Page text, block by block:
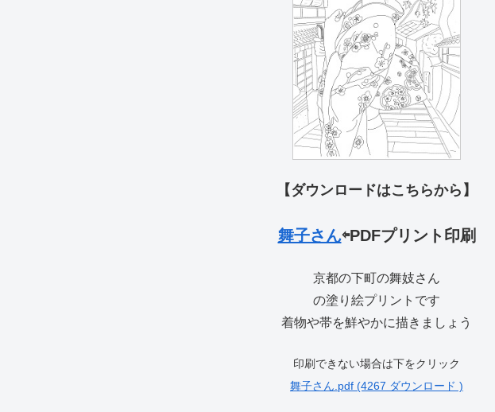
【ダウンロードはこちらから】
舞子さん⇦PDFプリント印刷
京都の下町の舞妓さん
の塗り絵プリントです
着物や帯を鮮やかに描きましょう
印刷できない場合は下をクリック
舞子さん.pdf (4267 ダウンロード )